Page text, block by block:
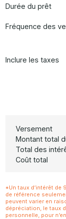
Durée du prêt
Fréquence des
Inclure les taxes
Versement
Montant total
Total des
Coût total
*Un taux d’intérêt de
de référence
peuvent varier en
dépréciation, le taux
personnelle, pour